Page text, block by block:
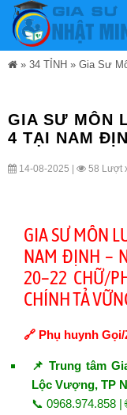
» 34 TỈNH » Gia Sư
GIA SƯ MÔN
4 TẠI NAM
14-08-2025 | 58 Lượt
GIA SƯ MÔN
NAM ĐỊNH –
20–22 CHỮ/
CHÍNH TẢ
🔗 Phụ huynh
📌 Trung tâm
Lộc Vượng, TP
📞 0968.974.858 |